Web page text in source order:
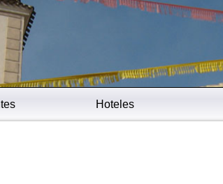
Hoteles